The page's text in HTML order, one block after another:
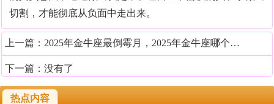
切割，才能彻底从负面中走出来。
上一篇： 2025年金牛座最倒霉月，2025年金牛座哪个月最倒霉
下一篇：没有了
热点内容